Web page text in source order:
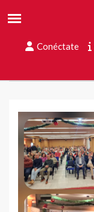
Conéctate